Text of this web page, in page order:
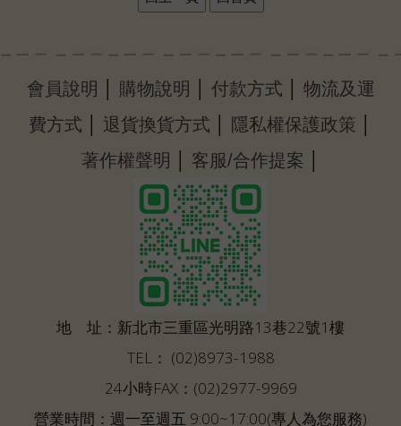
會員說明 購物說明 付款方式
物流及運
費方式
退貨換貨方式 隱私權保護政策
著作權聲明 客服/合作提案
地 址：新北市三重區光明路13巷22號1樓
TEL： (02)8973-1988
24小時FAX：(02)2977-9969
營業時間：週一至週五 9:00~17:00(專人為您服務)